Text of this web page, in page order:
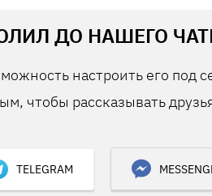
ДО НАШЕГО
настроить его под
чтобы рассказывать
TELEGRAM